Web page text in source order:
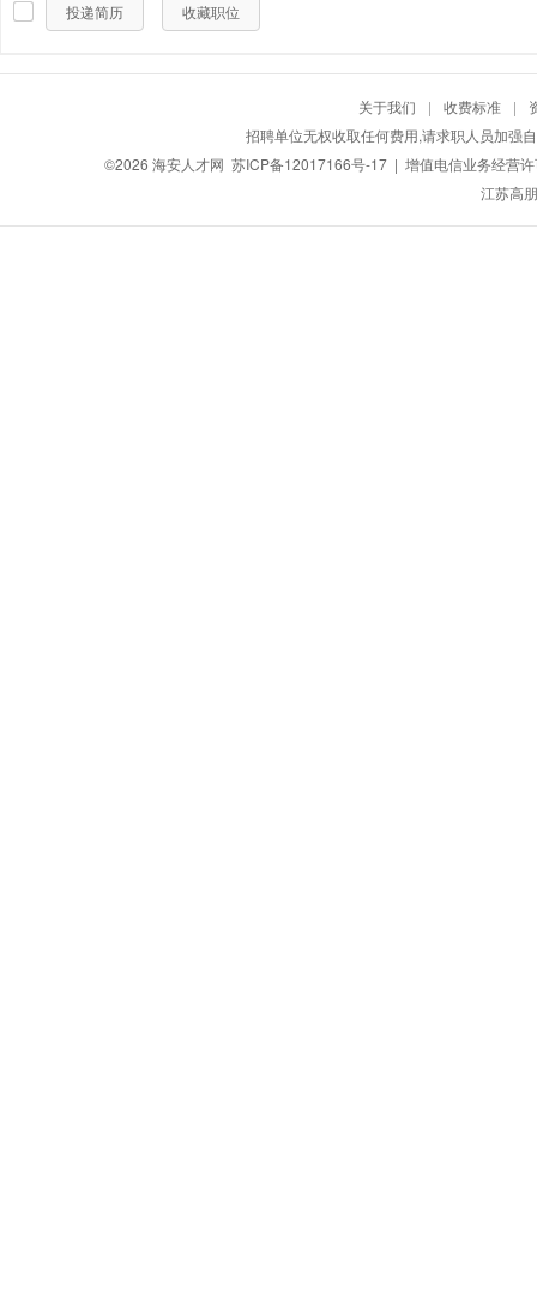
投递简历 收藏职位
关于我们 | 收费标准 |
招聘单位无权收取任何费用,请求职人员加强
©2026 海安人才网 苏ICP备12017166号-17| 增值电信业务经营许
江苏高